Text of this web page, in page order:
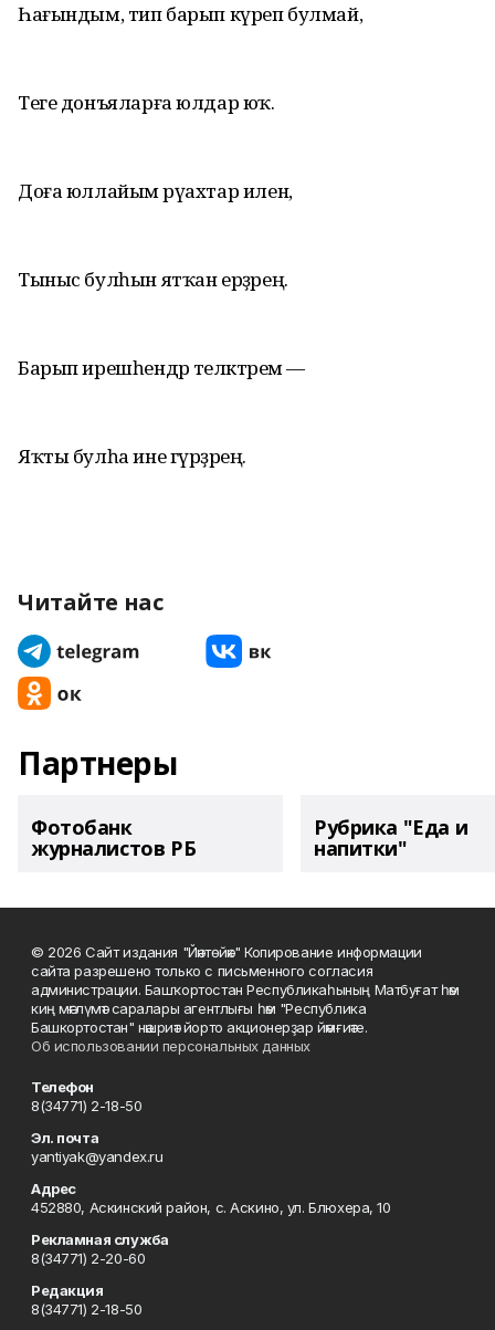
Һағындым, тип барып күреп булмай,
Теге донъяларға юлдар юҡ.
Доға юллайым әрүахтар иленә,
Тыныс булһын ятҡан ерҙәрең.
Барып ирешһендәр теләктәрем —
Яҡты булһа ине гүрҙәрең.
Читайте нас
Партнеры
Фотобанк
журналистов РБ
Рубрика "Еда и
напитки"
© 2026 Сайт издания "Йәнтөйәк" Копирование информации
сайта разрешено только с письменного согласия
администрации. Башҡортостан Республикаһының Матбуғат һәм
киң мәғлүмәт саралары агентлығы һәм "Республика
Башкортостан" нәшриәт йорто акционерҙар йәмғиәте.
Об использовании персональных данных
Телефон
8(34771) 2-18-50
Эл. почта
yantiyak@yandex.ru
Адрес
452880, Аскинский район, с. Аскино, ул. Блюхера, 10
Рекламная служба
8(34771) 2-20-60
Редакция
8(34771) 2-18-50